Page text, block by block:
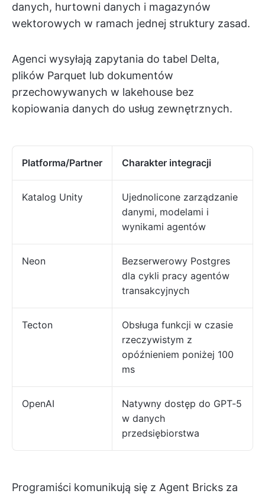
danych, hurtowni danych i magazynów
wektorowych w ramach jednej struktury zasad.
Agenci wysyłają zapytania do tabel Delta,
plików Parquet lub dokumentów
przechowywanych w lakehouse bez
kopiowania danych do usług zewnętrznych.
Platforma/Partner Charakter integracji
Katalog Unity
Ujednolicone zarządzanie
danymi, modelami i
wynikami agentów
Neon
Bezserwerowy Postgres
dla cykli pracy agentów
transakcyjnych
Tecton
Obsługa funkcji w czasie
rzeczywistym z
opóźnieniem poniżej 100
ms
OpenAI
Natywny dostęp do GPT-5
w danych
przedsiębiorstwa
Programiści komunikują się z Agent Bricks za